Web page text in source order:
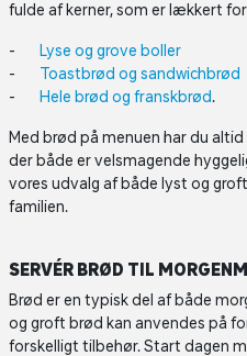
fulde af kerner, som er lækkert
Lyse og grove boller
Toastbrød og sandwichbrød
Hele brød og franskbrød.
Med brød på menuen har du
der både er velsmagende
vores udvalg af både lyst og
familien.
SERVÉR BRØD TIL
Brød er en typisk del af både
og groft brød kan anvendes på
forskelligt tilbehør. Start dagen